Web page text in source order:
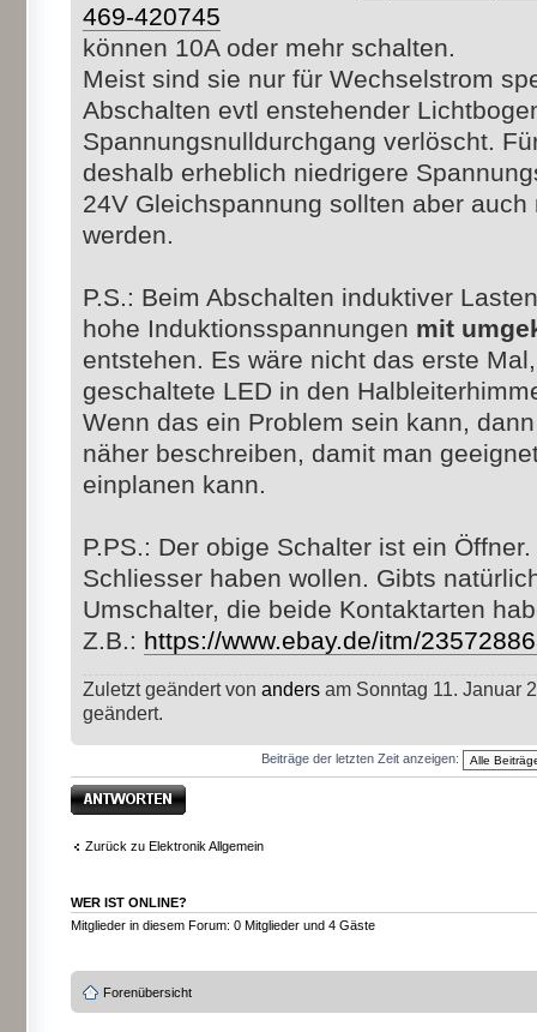
469-420745
können 10A oder mehr schalten.
Meist sind sie nur für Wechselstrom
Abschalten evtl enstehender
Spannungsnulldurchgang verlöscht.
deshalb erheblich niedrigere
24V Gleichspannung sollten aber
werden.
P.S.: Beim Abschalten induktiver
hohe Induktionsspannungen mit
entstehen. Es wäre nicht das erste
geschaltete LED in den
Wenn das ein Problem sein kann,
näher beschreiben, damit man
einplanen kann.
P.PS.: Der obige Schalter ist ein
Schliesser haben wollen. Gibts
Umschalter, die beide Kontaktarten
Z.B.: https://www.ebay.de/itm/
Zuletzt geändert von anders am Sonntag 11. Januar
geändert.
Beiträge der letzten Zeit anzeigen:
Antwort erstellen
Zurück zu Elektronik Allgemein
WER IST ONLINE?
Mitglieder in diesem Forum: 0 Mitglieder und 4 Gäste
Forenübersicht